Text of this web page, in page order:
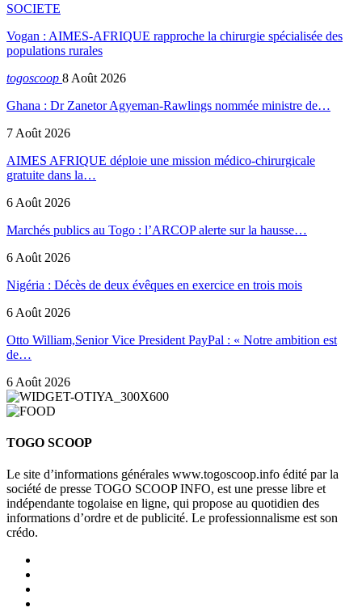
SOCIETE
Vogan : AIMES-AFRIQUE rapproche la chirurgie spécialisée des
populations rurales
togoscoop 8 Août 2026
Ghana : Dr Zanetor Agyeman-Rawlings nommée ministre de…
7 Août 2026
AIMES AFRIQUE déploie une mission médico-chirurgicale
gratuite dans la…
6 Août 2026
Marchés publics au Togo : l’ARCOP alerte sur la hausse…
6 Août 2026
Nigéria : Décès de deux évêques en exercice en trois mois
6 Août 2026
Otto William,Senior Vice President PayPal : « Notre ambition est
de…
6 Août 2026
TOGO SCOOP
Le site d’informations générales www.togoscoop.info édité par la
société de presse TOGO SCOOP INFO, est une presse libre et
indépendante togolaise en ligne, qui propose au quotidien des
informations d’ordre et de publicité. Le professionnalisme est son
crédo.